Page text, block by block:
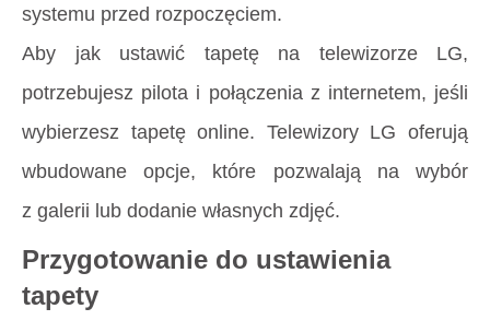
systemu przed rozpoczęciem.
Aby jak ustawić tapetę na telewizorze LG,
potrzebujesz pilota i połączenia z internetem, jeśli
wybierzesz tapetę online. Telewizory LG oferują
wbudowane opcje, które pozwalają na wybór
z galerii lub dodanie własnych zdjęć.
Przygotowanie do ustawienia
tapety